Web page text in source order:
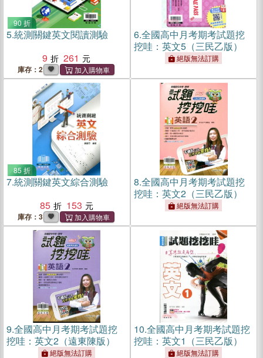
90 折
5.統測關鍵英文閱讀測驗
9
261
庫存：2
6.全國高中月考期考試題挖
挖哇：英文5（三民乙版）
絕版無法訂購
85 折
7.統測關鍵英文綜合測驗
85
153
庫存：3
8.全國高中月考期考試題挖
挖哇：英文2（三民乙版）
絕版無法訂購
9.全國高中月考期考試題挖
挖哇：英文2（遠東陳版）
絕版無法訂購
10.全國高中月考期考試題挖
挖哇：英文1（三民乙版）
絕版無法訂購